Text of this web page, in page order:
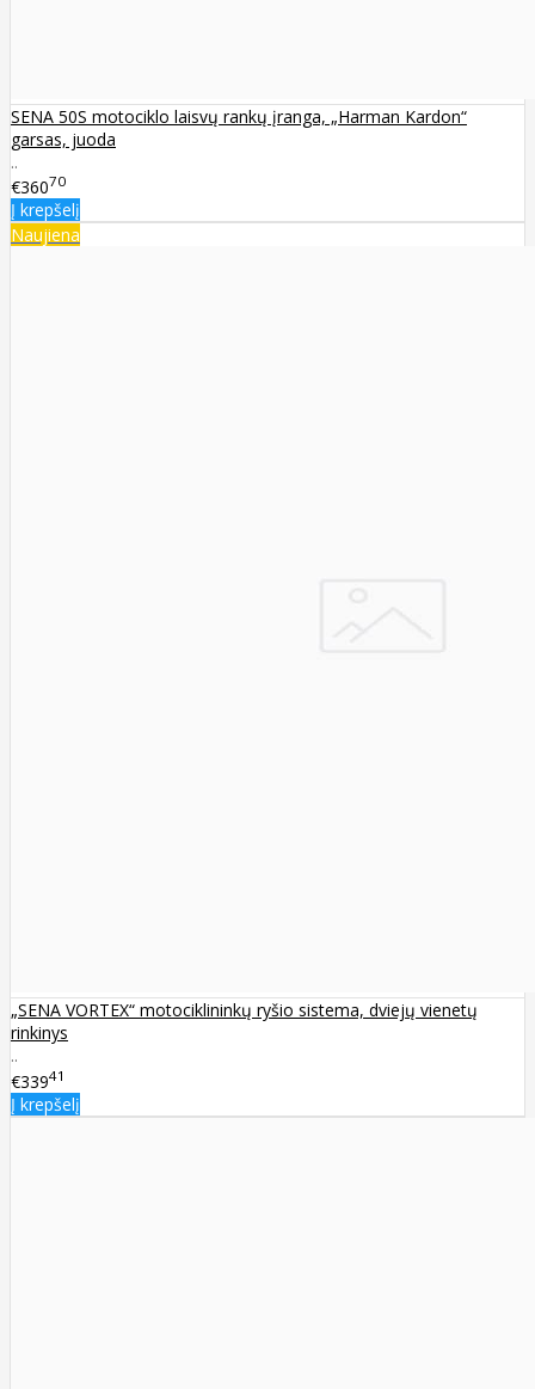
SENA 50S motociklo laisvų rankų įranga, „Harman Kardon“
garsas, juoda
..
€36070
Į krepšelį
Naujiena
„SENA VORTEX“ motociklininkų ryšio sistema, dviejų vienetų
rinkinys
..
€33941
Į krepšelį